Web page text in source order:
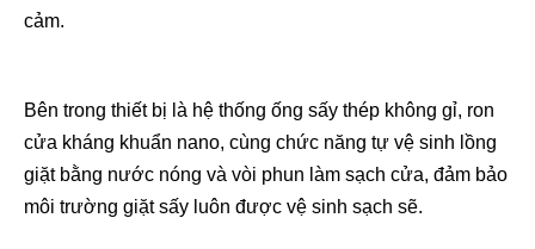
cảm.
Bên trong thiết bị là hệ thống ống sấy thép không gỉ, ron
cửa kháng khuẩn nano, cùng chức năng tự vệ sinh lồng
giặt bằng nước nóng và vòi phun làm sạch cửa, đảm bảo
môi trường giặt sấy luôn được vệ sinh sạch sẽ.